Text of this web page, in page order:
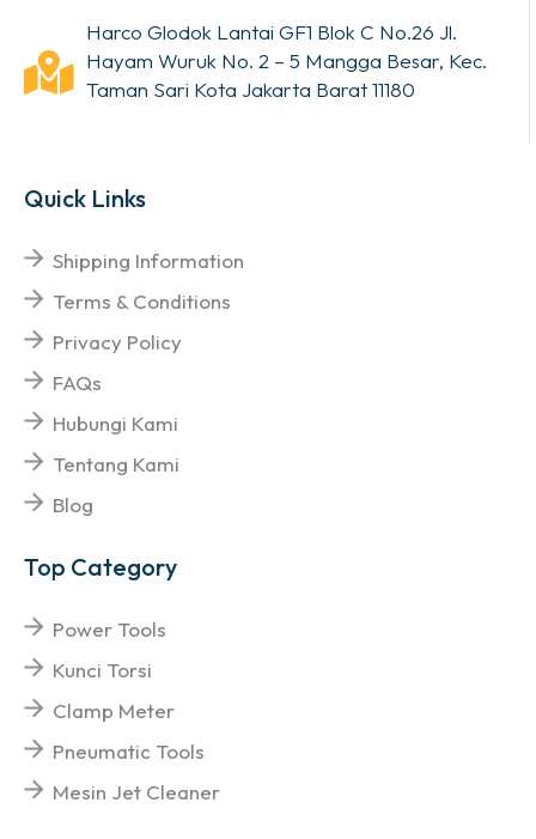
Harco Glodok Lantai GF1 Blok C No.26 Jl.
Hayam Wuruk No. 2 – 5 Mangga Besar, Kec.
Taman Sari Kota Jakarta Barat 11180
Quick Links
Shipping Information
Terms & Conditions
Privacy Policy
FAQs
Hubungi Kami
Tentang Kami
Blog
Top Category
Power Tools
Kunci Torsi
Clamp Meter
Pneumatic Tools
Mesin Jet Cleaner